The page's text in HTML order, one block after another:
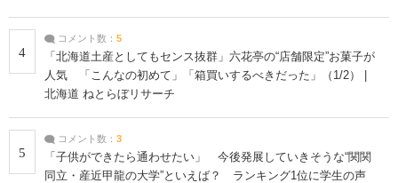
4
コメント数： 5
「北海道土産としてもセンス抜群」六花亭の“店舗限定”お菓子が
人気 「こんなの初めて」「箱買いするべきだった」（1/2） |
北海道 ねとらぼリサーチ
5
コメント数： 3
「子供ができたら通わせたい」 今後発展していきそうな“関関
同立・産近甲龍の大学”といえば？ ランキング1位に学生の声